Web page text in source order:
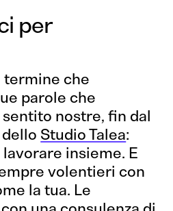
per
termine che
parole che
nostre, fin dal
Studio Talea:
lavorare insieme. E
volentieri con
la tua. Le